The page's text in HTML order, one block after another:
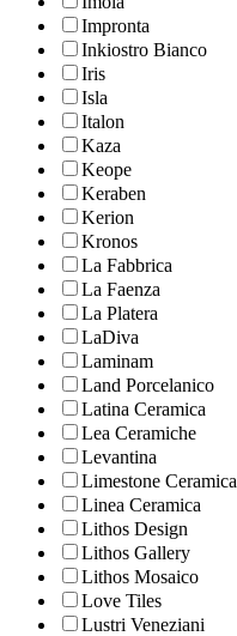
Impronta
Inkiostro Bianco
Iris
Isla
Italon
Kaza
Keope
Keraben
Kerion
Kronos
La Fabbrica
La Faenza
La Platera
LaDiva
Laminam
Land Porcelanico
Latina Ceramica
Lea Ceramiche
Levantina
Limestone Ceramica
Linea Ceramica
Lithos Design
Lithos Gallery
Lithos Mosaico
Love Tiles
Lustri Veneziani